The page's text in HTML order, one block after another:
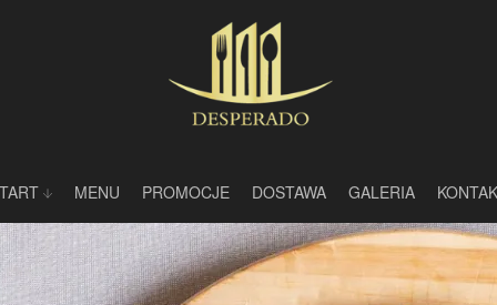
MENU PROMOCJE DOSTAWA GALERIA